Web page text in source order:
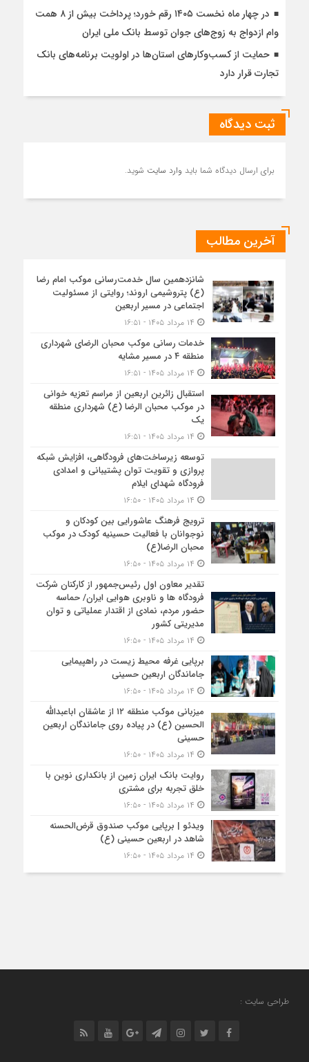
در چهار ماه نخست ۱۴۰۵ رقم خورد؛ پرداخت بیش از ۸ همت
وام ازدواج به زوج‌های جوان توسط بانک ملی ایران
حمایت از کسب‌وکارهای استان‌ها در اولویت برنامه‌های بانک
تجارت قرار دارد
ثبت دیدگاه
برای ارسال دیدگاه شما باید وارد سایت شوید.
آخرین مطالب
شانزدهمین سال خدمت‌رسانی موکب امام رضا
(ع) پتروشیمی اروند؛ روایتی از مسئولیت
اجتماعی در مسیر اربعین
خدمات رسانی موکب محبان الرضای شهرداری
منطقه ۴ در مسیر مشایه
استقبال زائرین اربعین از مراسم تعزیه خوانی
در موکب محبان الرضا (ع) شهرداری منطقه
یک
توسعه زیرساخت‌های فرودگاهی، افزایش شبکه
پروازی و تقویت توان پشتیبانی و امدادی
فرودگاه شهدای ایلام
ترویج فرهنگ عاشورایی بین کودکان و
نوجوانان با فعالیت حسینیه کودک در موکب
محبان الرضا(ع)
تقدیر معاون اول رئیس‌جمهور از کارکنان شرکت
فرودگاه ها و ناوبری هوایی ایران/ حماسه
حضور مردم، نمادی از اقتدار عملیاتی و توان
مدیریتی کشور
برپایی غرفه محیط زیست در راهپیمایی
جاماندگان اربعین حسینی
میزبانی موکب منطقه ۱۲ از عاشقان اباعبدالله
الحسین (ع) در پیاده روی جاماندگان اربعین
حسینی
روایت بانک ایران زمین از بانکداری نوین با
خلق تجربه برای مشتری
ویدئو | برپایی موکب صندوق قرض‌الحسنه
شاهد در اربعین حسینی (ع)
طراحی سایت :